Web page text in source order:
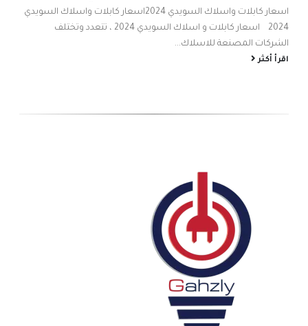
اسعار كابلات واسلاك السويدي 2024اسعار كابلات واسلاك السويدي
2024 اسعار كابلات و اسلاك السويدي 2024 ، تتعدد وتختلف
الشركات المصنعة للاسلاك...
اقرأ أكثر